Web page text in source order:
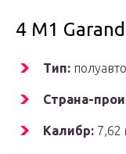
4 M1 Garand
Тип:
Страна-
Калибр: 7,62